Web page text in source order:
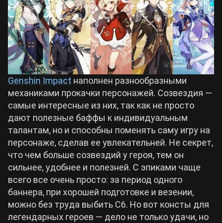
Crimson Desert
Zenless Zone Zero
Kingdom Come: Deliverance 2
Path of Exile 2
Wuthering Waves
Roblox
Hogwarts Legacy
Билды Arknights: Endfield
Билды Wuthering Waves
Билды Cyberpunk 2077
Билды Path of Exile 2
Genshin Impact наполнен разнообразными
механиками прокачки персонажей. Созвездия —
самые интересные из них, так как не просто
дают полезные баффы к индивидуальным
талантам, но и способны поменять саму игру на
персонаже, сделав ее увлекательней. Не секрет,
что чем больше созвездий у героя, тем он
сильнее, удобнее и полезней. С эпиками чаще
всего все очень просто: за период одного
баннера, при хорошей подготовке и везении,
можно без труда выбить С6. Но вот консты для
легендарных героев — дело не только удачи, но